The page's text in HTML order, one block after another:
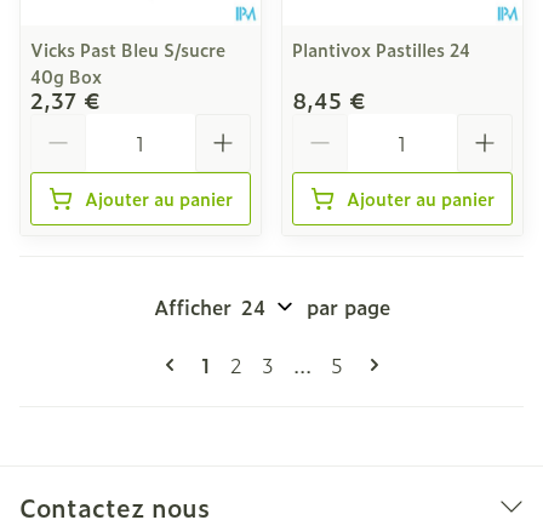
Vicks Past Bleu S/sucre
40g Box
2,37 €
Ajouter au panier
Plantivox Pastilles 24
8,45 €
Ajouter au panier
Pages
Vous lisez actuellement la page
1 Page
2 Page
3 ... Page
5
Afficher par page
Contactez nous